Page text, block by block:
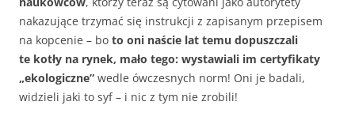
nakazujące trzymać się instrukcji z zapisanym przepisem
na kopcenie – bo to oni naście lat temu dopuszczali
te kotły na rynek, mało tego: wystawiali im certyfikaty
„ekologiczne” wedle ówczesnych norm! Oni je badali,
widzieli jaki to syf – i nic z tym nie zrobili!